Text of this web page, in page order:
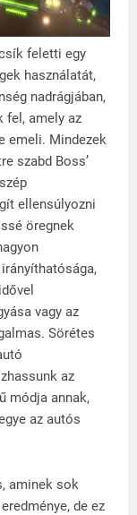
feletti egy
használatát,
nadrágjában,
​​fel, amely az
emeli. Mindezek
szabd Boss’
ellensúlyozni
öregnek
vagy az
Sörétes
az
módja annak,
az autós
aminek sok
de ez